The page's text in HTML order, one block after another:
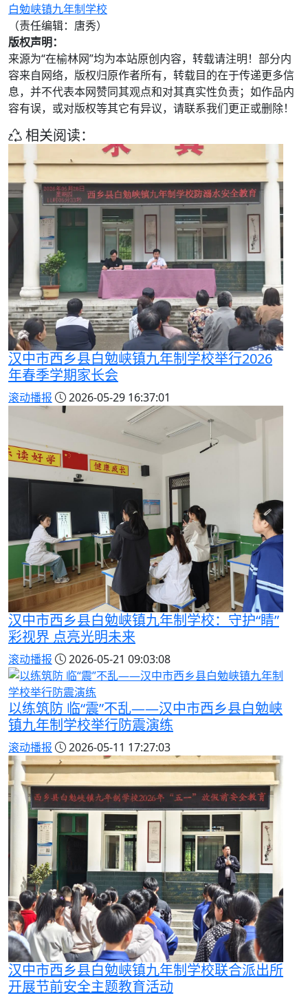
白勉峡镇九年制学校
（责任编辑：唐秀）
版权声明：
来源为“在榆林网”均为本站原创内容，转载请注明！部分内
容来自网络，版权归原作者所有，转载目的在于传递更多信
息，并不代表本网赞同其观点和对其真实性负责；如作品内
容有误，或对版权等其它有异议，请联系我们更正或删除！
相关阅读：
汉中市西乡县白勉峡镇九年制学校举行2026
年春季学期家长会
滚动播报 2026-05-29 16:37:01
汉中市西乡县白勉峡镇九年制学校：守护“睛”
彩视界 点亮光明未来
滚动播报 2026-05-21 09:03:08
以练筑防 临“震”不乱——汉中市西乡县白勉峡
镇九年制学校举行防震演练
滚动播报 2026-05-11 17:27:03
汉中市西乡县白勉峡镇九年制学校联合派出所
开展节前安全主题教育活动